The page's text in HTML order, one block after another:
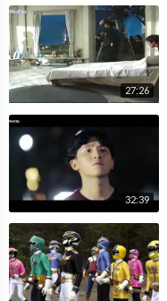
27:26
32:39